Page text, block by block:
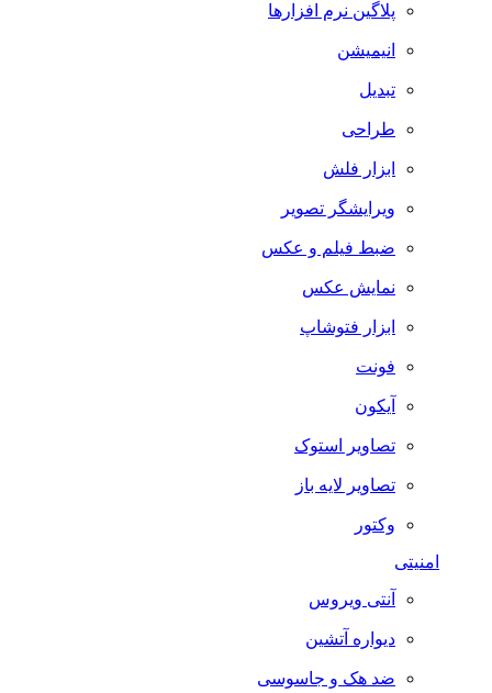
پلاگین نرم افزارها
انیمیشن
تبدیل
طراحی
ابزار فلش
ویرایشگر تصویر
ضبط فيلم و عكس
نمایش عکس
ابزار فتوشاپ
فونت
آیکون
تصاویر استوک
تصاویر لایه باز
وکتور
امنیتی
آنتی ویروس
دیواره آتشین
ضد هک و جاسوسی